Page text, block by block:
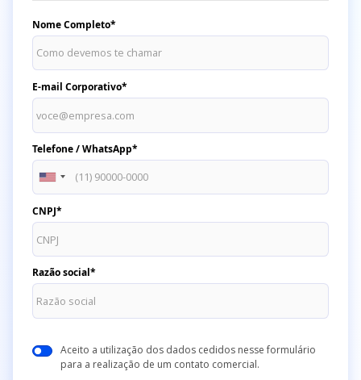
Nome Completo*
E-mail Corporativo*
Telefone / WhatsApp*
CNPJ*
Razão social*
Aceito a utilização dos dados cedidos nesse formulário
para a realização de um contato comercial.